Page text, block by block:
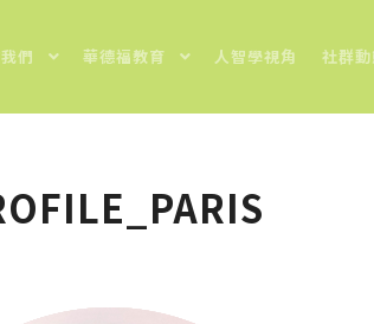
們 華德福教育 人智學視角 社群